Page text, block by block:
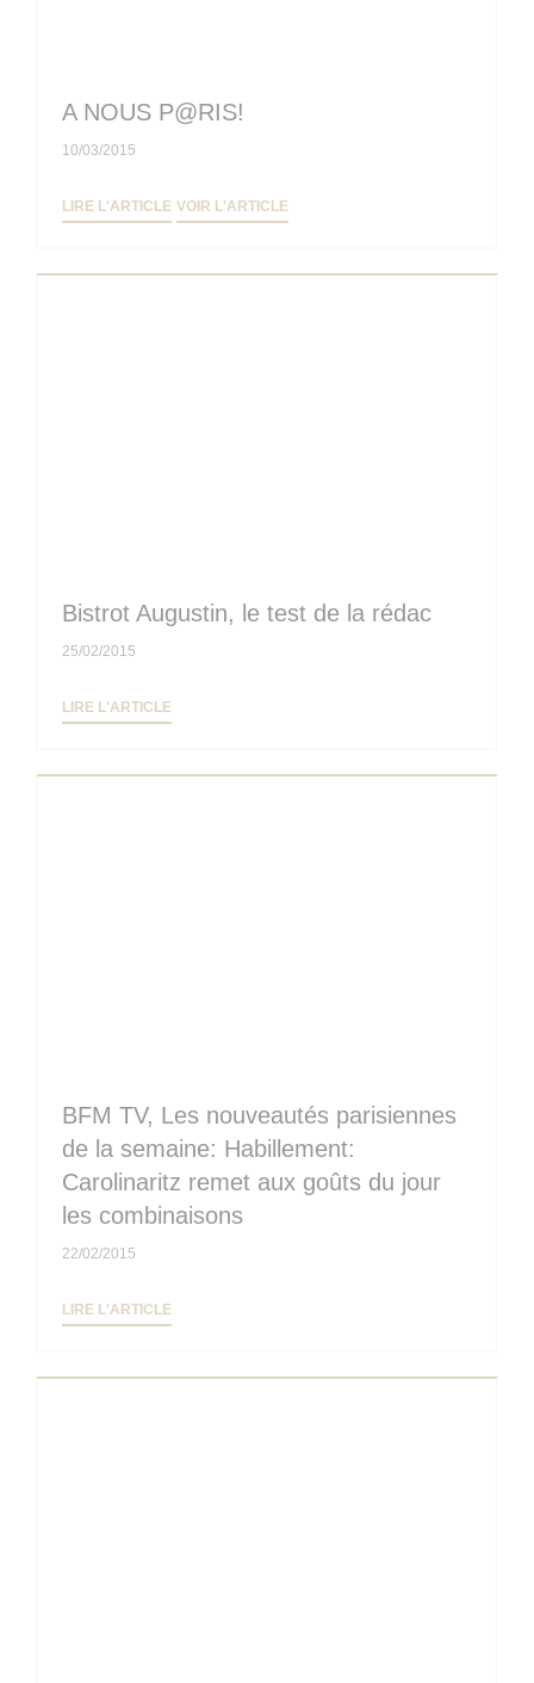
A NOUS P@RIS!
10/03/2015
LIRE L'ARTICLE ((OUVRE UNE NOUVELLE FENÊTRE))
VOIR L'ARTICLE
Bistrot Augustin, le test de la rédac
25/02/2015
LIRE L'ARTICLE
BFM TV, Les nouveautés parisiennes
de la semaine: Habillement:
Carolinaritz remet aux goûts du jour
les combinaisons
22/02/2015
LIRE L'ARTICLE